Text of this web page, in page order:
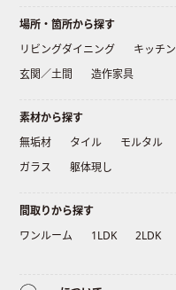
場所・箇所から探す
リビングダイニング
キッチン
玄関／土間
造作家具
素材から探す
無垢材
タイル モルタル
ガラス
躯体現し
間取りから探す
ワンルーム
1LDK 2LDK